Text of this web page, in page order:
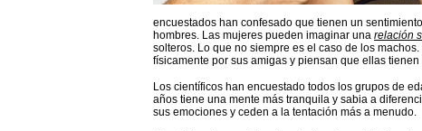
encuestados han confesado que tienen un
hombres. Las mujeres pueden imaginar una relación
solteros. Lo que no siempre es el caso de los
físicamente por sus amigas y piensan que ellas
Los científicos han encuestado todos los grupos de
años tiene una mente más tranquila y sabia a
sus emociones y ceden a la tentación más a menudo.